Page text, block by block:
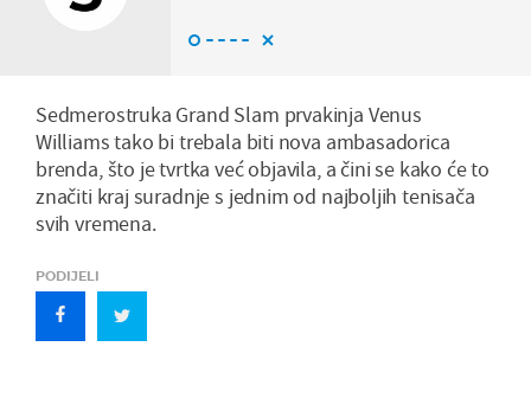
Sedmerostruka Grand Slam prvakinja Venus
Williams tako bi trebala biti nova ambasadorica
brenda, što je tvrtka već objavila, a čini se kako će to
značiti kraj suradnje s jednim od najboljih tenisača
svih vremena.
PODIJELI